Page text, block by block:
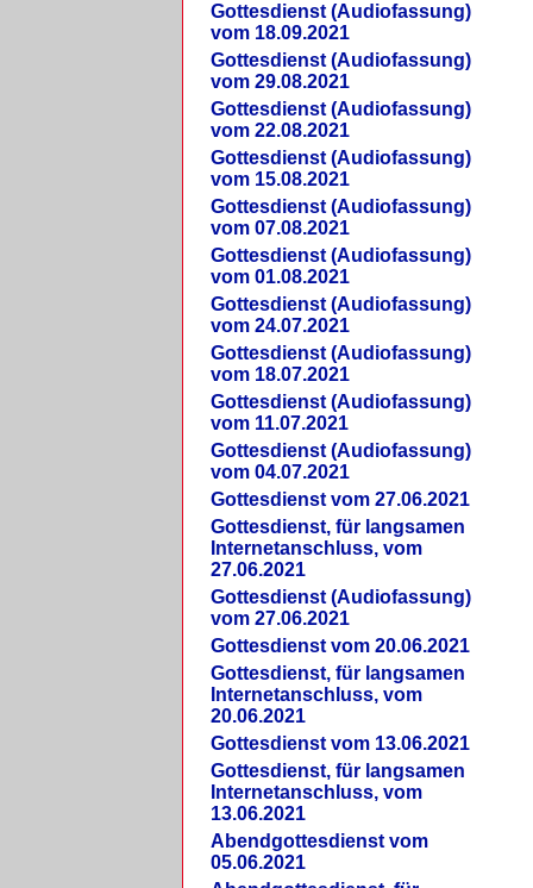
Gottesdienst (Audiofassung)
vom 18.09.2021
Gottesdienst (Audiofassung)
vom 29.08.2021
Gottesdienst (Audiofassung)
vom 22.08.2021
Gottesdienst (Audiofassung)
vom 15.08.2021
Gottesdienst (Audiofassung)
vom 07.08.2021
Gottesdienst (Audiofassung)
vom 01.08.2021
Gottesdienst (Audiofassung)
vom 24.07.2021
Gottesdienst (Audiofassung)
vom 18.07.2021
Gottesdienst (Audiofassung)
vom 11.07.2021
Gottesdienst (Audiofassung)
vom 04.07.2021
Gottesdienst vom 27.06.2021
Gottesdienst, für langsamen
Internetanschluss, vom
27.06.2021
Gottesdienst (Audiofassung)
vom 27.06.2021
Gottesdienst vom 20.06.2021
Gottesdienst, für langsamen
Internetanschluss, vom
20.06.2021
Gottesdienst vom 13.06.2021
Gottesdienst, für langsamen
Internetanschluss, vom
13.06.2021
Abendgottesdienst vom
05.06.2021